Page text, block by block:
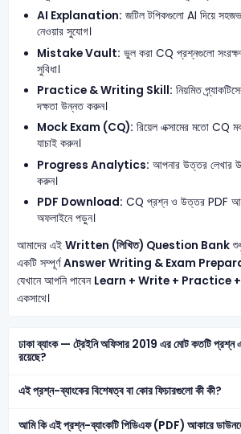
AI Explanation: জটিল টপিকগুলো AI দিয়ে
নেওয়ার সুযোগ।
Mistake Vault: ভুল করা CQ প্রশ্নগুলো
সুবিধা।
Practice & Writing Skill: নিয়মিত
দক্ষতা উন্নত করুন।
Mock Exam (CQ): রিয়েল এক্সামের মতো CQ
যাচাই করুন।
Progress Analytics: আপনার উত্তর লেখার
করুন।
PDF Download: CQ প্রশ্ন ও উত্তর PDF
অফলাইনে পড়ুন।
আমাদের এই Written (লিখিত) Question Bank
একটি সম্পূর্ণAnswer Writing & Exam
যেখানে আপনি পাবেন Learn + Write + Practice
একসাথে।
ঢাকা ব্যাংক — ট্রেইনি অফিসার 2019 এর মোট কতটি প্রশ্ন এই প্রশ্ন-ব্যাংকে
রয়েছে?
এই প্রশ্ন-ব্যাংকের বিশেষত্ব বা কোর ফিচারগুলো কী কী?
আমি কি এই প্রশ্ন-ব্যাংকটি পিডিএফ (PDF) আকারে